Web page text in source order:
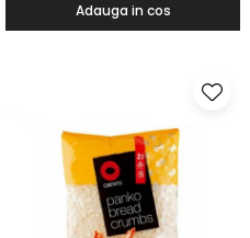
Adauga in cos